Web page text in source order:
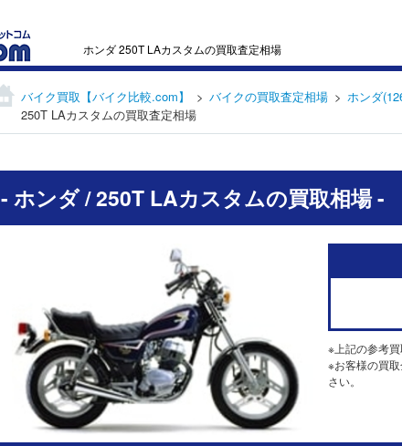
ホンダ 250T LAカスタムの買取査定相場
バイク買取【バイク比較.com】 バイクの買取査定相場
ホンダ
250T LAカスタムの買取査定相場
- ホンダ / 250T LAカスタムの買取相場 -
※上記の参考
※お客様の買
さい。